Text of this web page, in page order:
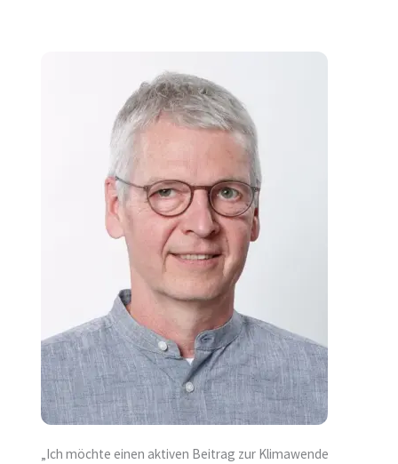
„Ich möchte einen aktiven Beitrag zur Klimawende